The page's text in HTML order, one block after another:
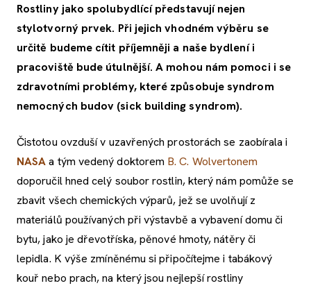
Rostliny jako spolubydlící představují nejen
stylotvorný prvek. Při jejich vhodném výběru se
určitě budeme cítit příjemněji a naše bydlení i
pracoviště bude útulnější. A mohou nám pomoci i se
zdravotními problémy, které způsobuje syndrom
nemocných budov (sick building syndrom).
Čistotou ovzduší v uzavřených prostorách se zaobírala i
NASAa tým vedený doktorem B. C. Wolvertonem
doporučil hned celý soubor rostlin, který nám pomůže se
zbavit všech chemických výparů, jež se uvolňují z
materiálů používaných při výstavbě a vybavení domu či
bytu, jako je dřevotříska, pěnové hmoty, nátěry či
lepidla. K výše zmíněnému si připočítejme i tabákový
kouř nebo prach, na který jsou nejlepší rostliny